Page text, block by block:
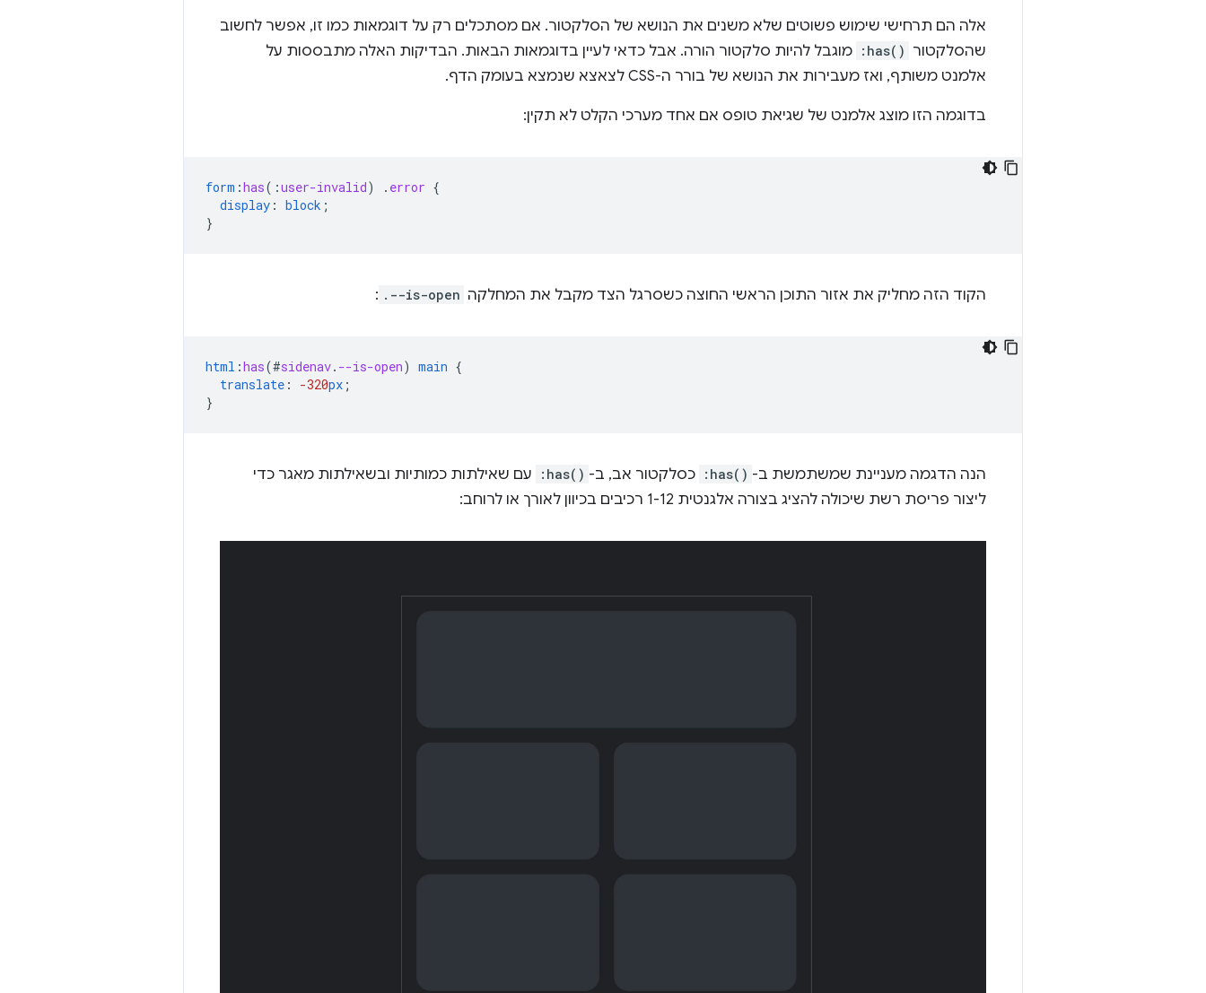
אלה הם תרחישי שימוש פשוטים שלא משנים את הנושא של הסלקטור. אם מסתכלים רק על דוגמאות כמו זו, אפשר לחשוב
שהסלקטור :has() מוגבל להיות סלקטור הורה. אבל כדאי לעיין בדוגמאות הבאות. הבדיקות האלה מתבססות על
אלמנט משותף, ואז מעבירות את הנושא של בורר ה-CSS לצאצא שנמצא בעומק הדף.
בדוגמה הזו מוצג אלמנט של שגיאת טופס אם אחד מערכי הקלט לא תקין:
form :has( :user-invalid) . error {
display : block ;
}
הקוד הזה מחליק את אזור התוכן הראשי החוצה כשסרגל הצד מקבל את המחלקה .--is-open
:
html :has(#sidenav. --is-open) main {
translate : -320px ;
}
הנה הדגמה מעניינת שמשתמשת ב- :has() כסלקטור אב, ב- :has()
עם שאילתות כמותיות ובשאילתות מאגר כדי
ליצור פריסת רשת שיכולה להציג בצורה אלגנטית 1-12 רכיבים בכיוון לאורך או לרוחב: